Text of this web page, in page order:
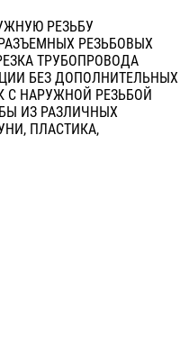
РЕЗЬБУ
РЕЗЬБОВЫХ
ТРУБОПРОВОДА
БЕЗ ДОПОЛНИТЕЛЬНЫХ
С НАРУЖНОЙ РЕЗЬБОЙ
ИЗ РАЗЛИЧНЫХ
ПЛАСТИКА,